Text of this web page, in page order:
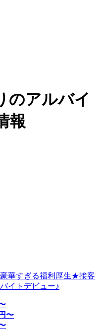
のアルバイ
報
華すぎる福利厚生★接客
イトデビュー♪
円〜